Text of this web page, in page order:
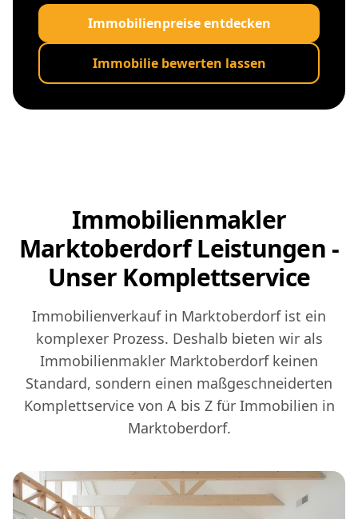
Immobilienpreise entdecken
Immobilie bewerten lassen
Immobilienmakler
Marktoberdorf Leistungen -
Unser Komplettservice
Immobilienverkauf in Marktoberdorf ist ein
komplexer Prozess. Deshalb bieten wir als
Immobilienmakler Marktoberdorf keinen
Standard, sondern einen maßgeschneiderten
Komplettservice von A bis Z für Immobilien in
Marktoberdorf.